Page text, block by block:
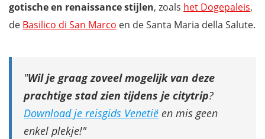
gotische en renaissance stijlen, zoals het Dogepaleis,
de Basilico di San Marco en de Santa Maria della Salute.
Wil je graag zoveel mogelijk van deze
prachtige stad zien tijdens je citytrip?
Download je reisgids Venetië en mis geen
enkel plekje!